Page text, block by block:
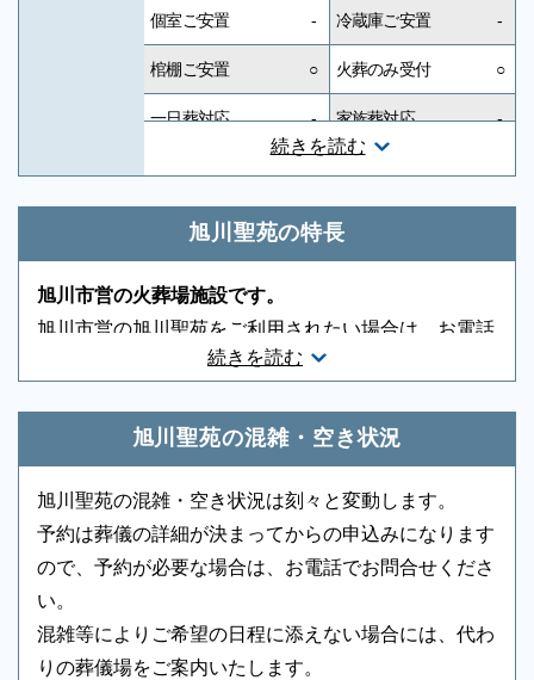
続きを読む
個室ご安置 - 冷蔵庫ご安置 -
棺棚ご安置 ○ 火葬のみ受付 ○
一日葬対応 - 家族葬対応 -
神道対応 -
友人葬対応 - 社葬対応 -
葬祭ディレクター
音響、照明設備 -
親族控室 - 宗教者控室 -
浴室 - 貸布団
アメニティセット - 冷蔵庫
バリアフリー意識
旭川聖苑の特長
続きを読む
旭川市営の火葬場施設です。
旭川市営の旭川聖苑をご利用されたい場合は、お電話
ください。葬儀・火葬の段取りについてご案内いたし
電話ください。迅速に手配いたします。
旭川聖苑の混雑・空き状況
旭川聖苑の混雑・空き状況は刻々と変動します。
予約は葬儀の詳細が決まってからの申込みになります
ので、予約が必要な場合は、お電話でお問合せくださ
い。
混雑等によりご希望の日程に添えない場合には、代わ
りの葬儀場をご案内いたします。